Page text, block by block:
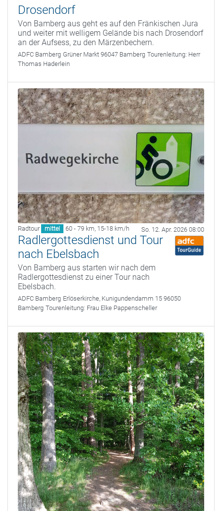
Drosendorf
Von Bamberg aus geht es auf den Fränkischen Jura
und weiter mit welligem Gelände bis nach Drosendorf
an der Aufsess, zu den Märzenbechern.
ADFC Bamberg Grüner Markt 96047 Bamberg Tourenleitung: Herr
Thomas Haderlein
Radtour mittel 60 - 79 km, 15-18 km/h So. 12. Apr. 2026 08:00
Radlergottesdienst und Tour
nach Ebelsbach
Von Bamberg aus starten wir nach dem
Radlergottesdienst zu einer Tour nach
Ebelsbach.
ADFC Bamberg Erlöserkirche, Kunigundendamm 15 96050
Bamberg Tourenleitung: Frau Elke Pappenscheller